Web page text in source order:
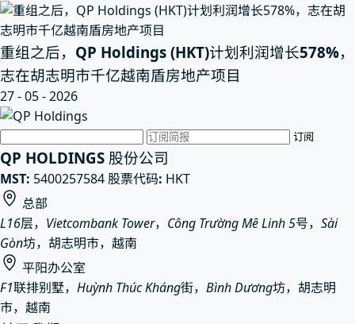
重组之后，QP Holdings (HKT)计划利润增长578%，
志在胡志明市千亿越南盾房地产项目
27 - 05 - 2026
电子邮件 订阅
QP HOLDINGS 股份公司
MST: 5400257584 股票代码: HKT
总部
L16层，Vietcombank Tower，Công Trường Mê Linh 5号，Sài
Gòn坊，胡志明市，越南
平阳办公室
F1联排别墅，Huỳnh Thúc Kháng街，Bình Dương坊，胡志明
市，越南